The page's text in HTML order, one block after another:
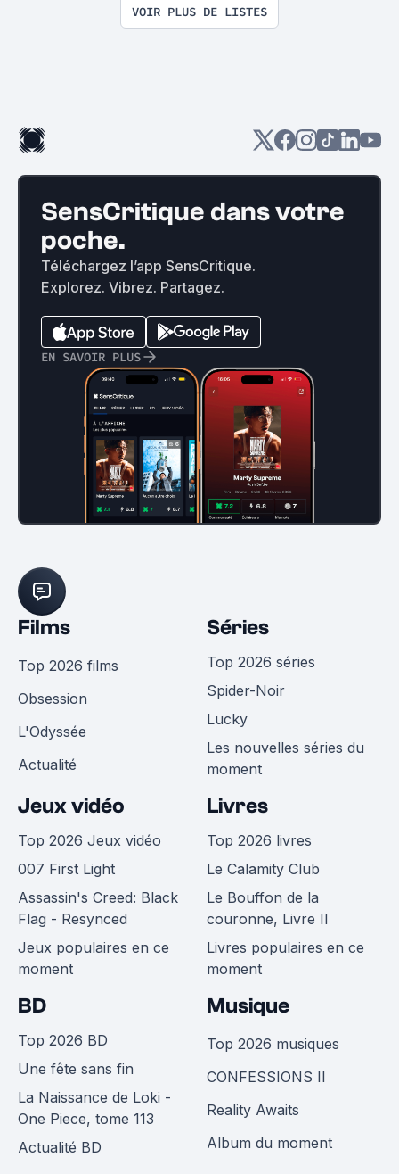
VOIR PLUS DE LISTES
SensCritique dans votre
poche.
Téléchargez l’app SensCritique.
Explorez. Vibrez. Partagez.
EN SAVOIR PLUS
Films
Top 2026 films
Obsession
L'Odyssée
Actualité
Séries
Top 2026 séries
Spider-Noir
Lucky
Les nouvelles séries du
moment
Jeux vidéo
Top 2026 Jeux vidéo
007 First Light
Assassin's Creed: Black
Flag - Resynced
Jeux populaires en ce
moment
Livres
Top 2026 livres
Le Calamity Club
Le Bouffon de la
couronne, Livre II
Livres populaires en ce
moment
BD
Top 2026 BD
Une fête sans fin
La Naissance de Loki -
One Piece, tome 113
Actualité BD
Musique
Top 2026 musiques
CONFESSIONS II
Reality Awaits
Album du moment